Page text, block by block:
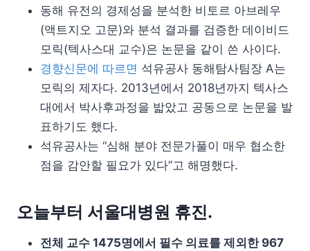
동해 유전의 경제성을 분석한 비토르 아브레우
(액트지오 고문)와 분석 결과를 검증한 데이비드
모릭(텍사스대 교수)은 논문을 같이 쓴 사이다.
경향신문에 따르면 석유공사 동해탐사팀장 A는
모릭의 제자다. 2013년에서 2018년까지 텍사스
대에서 박사후과정을 밟았고 공동으로 논문을 발
표하기도 했다.
석유공사는 “심해 분야 전문가풀이 매우 협소한
점을 감안할 필요가 있다”고 해명했다.
오늘부터 서울대병원 휴진.
전체 교수 1475명에서 필수 의료를 제외한 967